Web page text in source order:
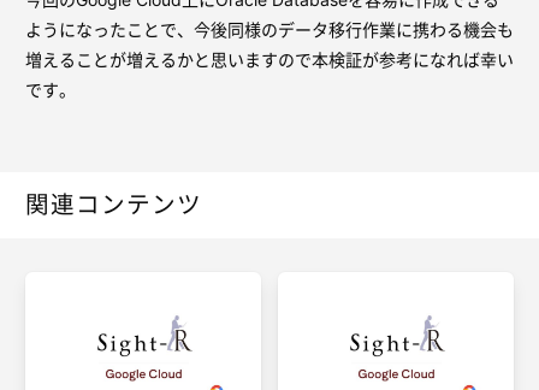
ようになったことで、今後同様のデータ移行作業に携わる機会も
増えることが増えるかと思いますので本検証が参考になれば幸い
です。
関連コンテンツ